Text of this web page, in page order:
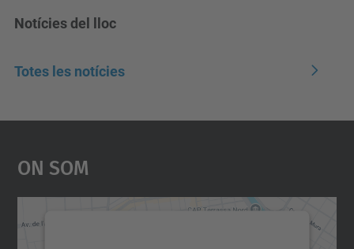
Notícies del lloc
Totes les notícies
On Som